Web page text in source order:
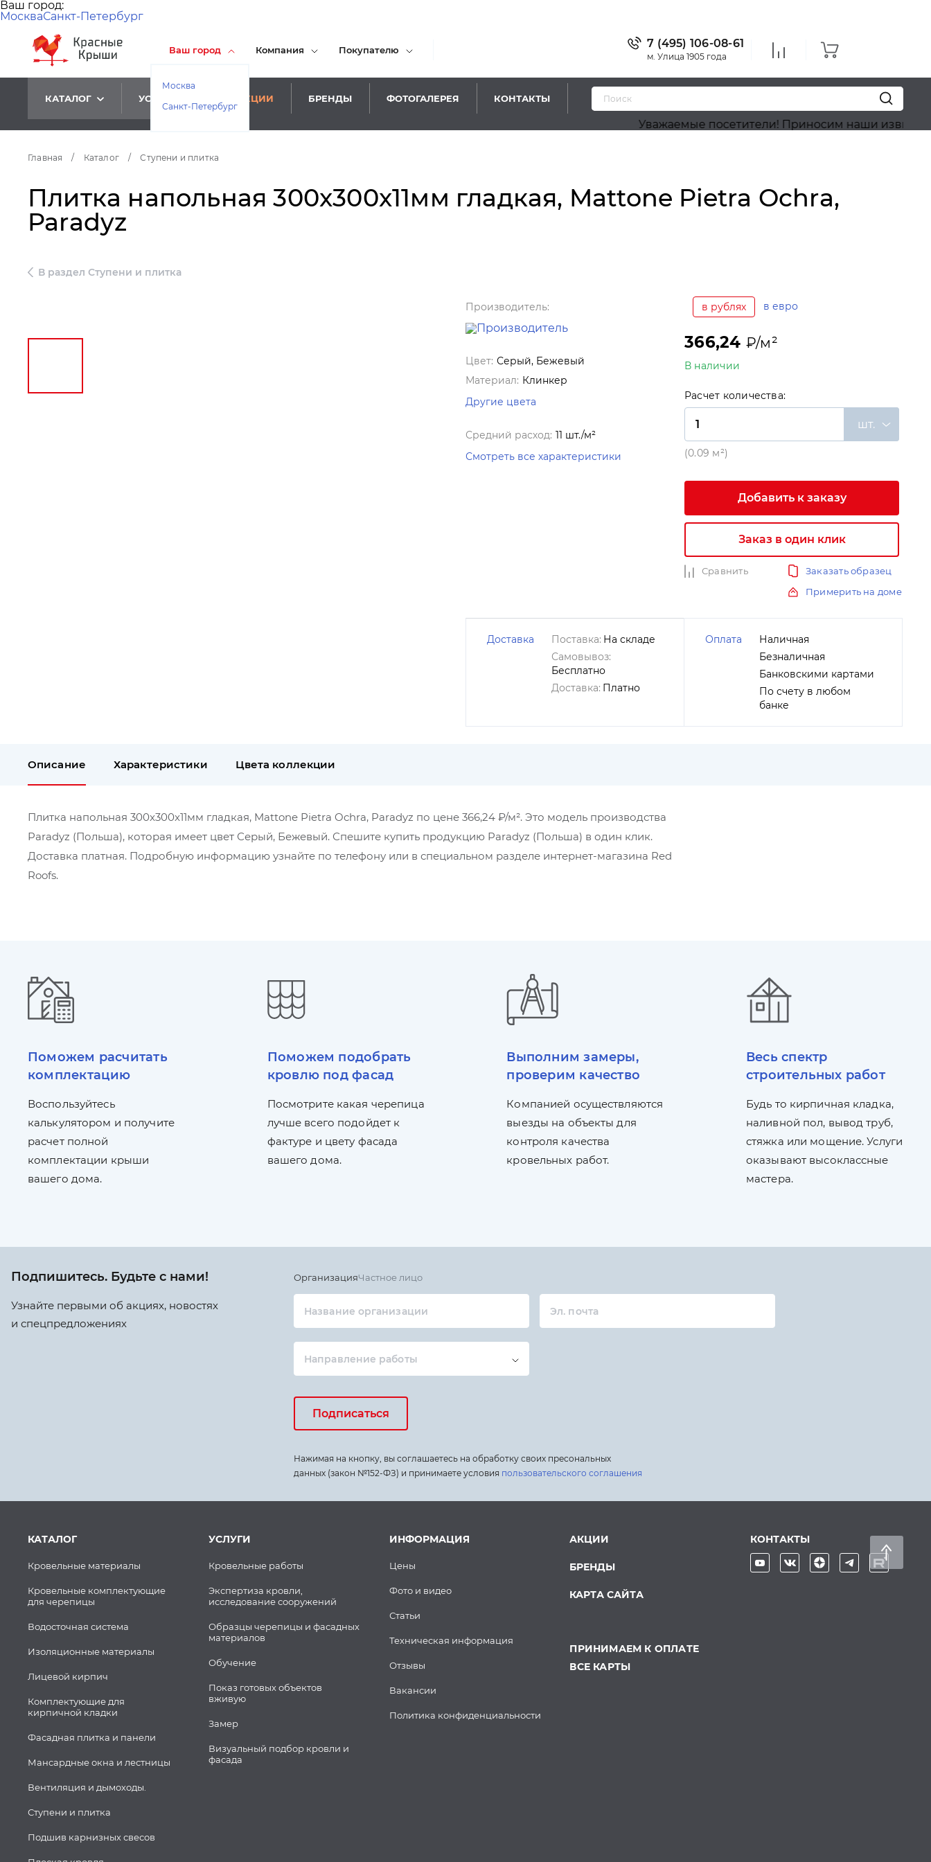
Ваш город:
МоскваСанкт-Петербург
Ваш город
Москва
Санкт-Петербург
Компания Покупателю
7 (495) 106-08-61
м. Улица 1905 года
КАТАЛОГ УСЛУГИ АКЦИИ БРЕНДЫ ФОТОГАЛЕРЕЯ КОНТАКТЫ
Уважаемые посетители! Приносим наши извинения, на
Главная / Каталог / Ступени и плитка
Плитка напольная 300x300x11мм гладкая, Mattone Pietra Ochra,
Paradyz
В раздел Ступени и плитка
Производитель:
Цвет: Серый, Бежевый
Материал: Клинкер
Другие цвета
Средний расход: 11 шт./м²
Смотреть все характеристики
в рублях в евро
366,24 ₽/м²
В наличии
Расчет количества:
шт.
(0.09 м²)
Добавить к заказу
Заказ в один клик
Сравнить
Заказать образец
Примерить на доме
Доставка Поставка: На складе
Самовывоз:
Бесплатно
Доставка: Платно
Оплата
Наличная
Безналичная
Банковскими картами
По счету в любом
банке
Описание Характеристики Цвета коллекции
Плитка напольная 300x300x11мм гладкая, Mattone Pietra Ochra, Paradyz по цене 366,24 ₽/м². Это модель производства
Paradyz (Польша), которая имеет цвет Серый, Бежевый. Спешите купить продукцию Paradyz (Польша) в один клик.
Доставка платная. Подробную информацию узнайте по телефону или в специальном разделе интернет-магазина Red
Roofs.
Поможем расчитать
комплектацию
Воспользуйтесь
калькулятором и получите
расчет полной
комплектации крыши
вашего дома.
Поможем подобрать
кровлю под фасад
Посмотрите какая черепица
лучше всего подойдет к
фактуре и цвету фасада
вашего дома.
Выполним замеры,
проверим качество
Компанией осуществляются
выезды на объекты для
контроля качества
кровельных работ.
Весь спектр
строительных работ
Будь то кирпичная кладка,
наливной пол, вывод труб,
стяжка или мощение. Услуги
оказывают высоклассные
мастера.
Подпишитесь. Будьте с нами!
Узнайте первыми об акциях, новостях
и спецпредложениях
ОрганизацияЧастное лицо
Название организации Эл. почта
Направление работы
Подписаться
Нажимая на кнопку, вы соглашаетесь на обработку своих пресональных
данных (закон №152-ФЗ) и принимаете условия пользовательского соглашения
КАТАЛОГ
Кровельные материалы
Кровельные комплектующие
для черепицы
Водосточная система
Изоляционные материалы
Лицевой кирпич
Комплектующие для
кирпичной кладки
Фасадная плитка и панели
Мансардные окна и лестницы
Вентиляция и дымоходы.
Ступени и плитка
Подшив карнизных свесов
УСЛУГИ
Кровельные работы
Экспертиза кровли,
исследование сооружений
Образцы черепицы и фасадных
материалов
Обучение
Показ готовых объектов
вживую
Замер
Визуальный подбор кровли и
фасада
ИНФОРМАЦИЯ
Цены
Фото и видео
Статьи
Техническая информация
Отзывы
Вакансии
Политика конфиденциальности
АКЦИИ
БРЕНДЫ
КАРТА САЙТА
ПРИНИМАЕМ К ОПЛАТЕ
ВСЕ КАРТЫ
КОНТАКТЫ